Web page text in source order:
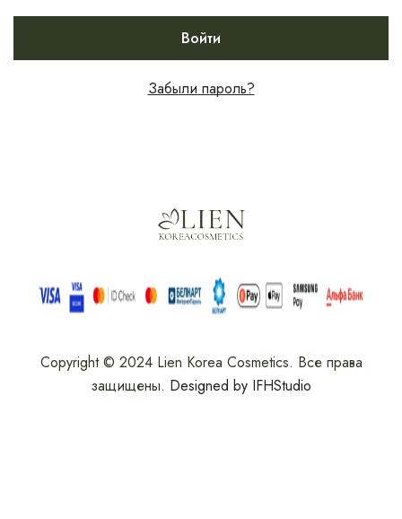
Войти
Забыли пароль?
Copyright © 2024 Lien Korea Cosmetics. Все права
защищены. Designed by IFHStudio